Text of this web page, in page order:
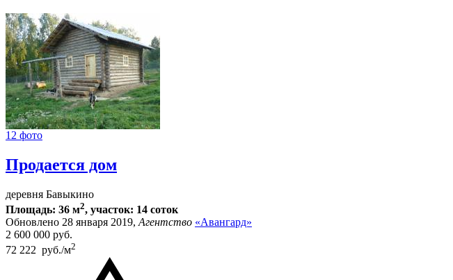
12 фото
Продается дом
деревня Бавыкино
Площадь: 36 м2, участок: 14 соток
Обновлено 28 января 2019,Агентство «Авангард»
2 600 000 руб.
72 222 руб./м2